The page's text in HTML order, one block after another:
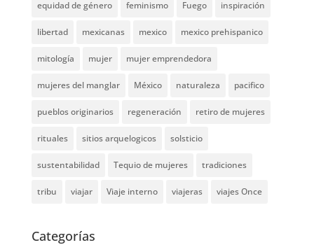
equidad de género feminismo Fuego inspiración
libertad mexicanas mexico mexico prehispanico
mitología mujer mujer emprendedora
mujeres del manglar México naturaleza pacifico
pueblos originarios regeneración retiro de mujeres
rituales sitios arquelogicos solsticio
sustentabilidad Tequio de mujeres tradiciones
tribu viajar Viaje interno viajeras viajes Once
Categorías